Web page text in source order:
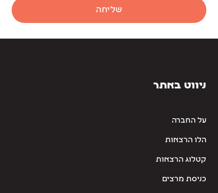
שליחה
ניווט באתר
על החברה
הלו הרצאות
קטלוג הרצאות
כניסת מרצים